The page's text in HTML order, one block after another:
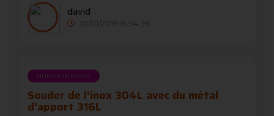
david
10/01/2019 16:54:59
QUESTION POSÉE
Souder de l'inox 304L avec du métal
d'apport 316L